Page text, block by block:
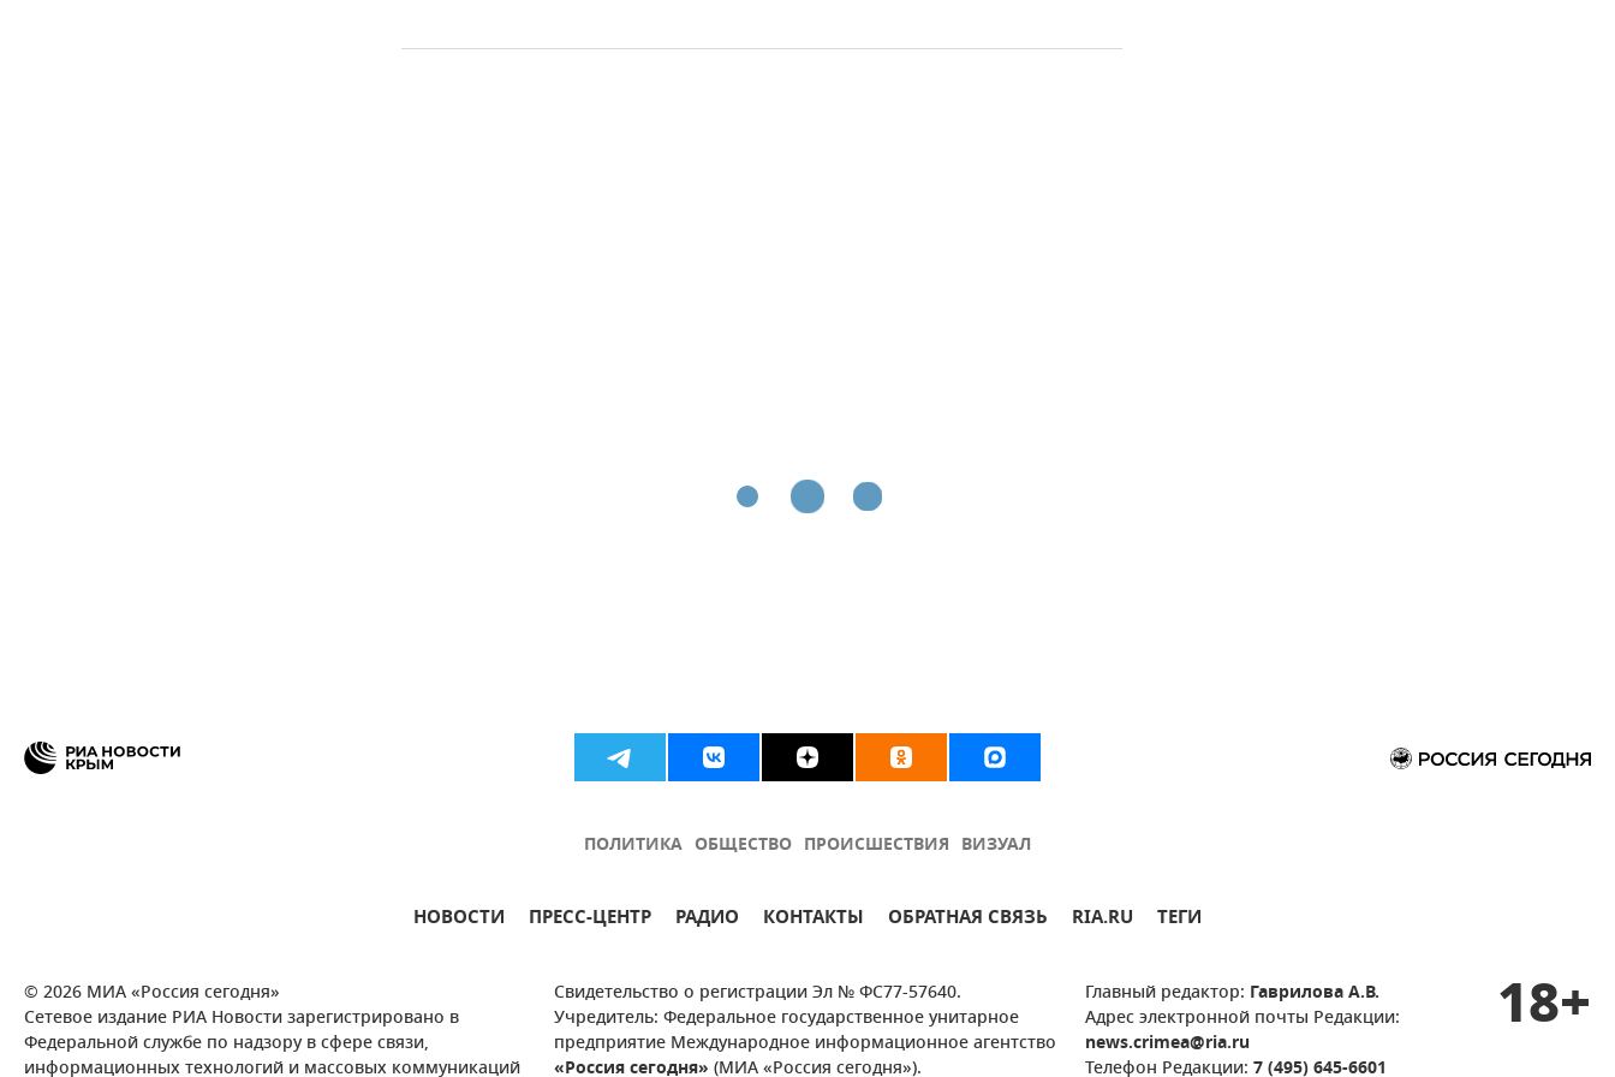
ПОЛИТИКА ОБЩЕСТВО ПРОИСШЕСТВИЯ ВИЗУАЛ
НОВОСТИ ПРЕСС-ЦЕНТР РАДИО КОНТАКТЫ ОБРАТНАЯ СВЯЗЬ RIA.RU ТЕГИ
© 2026 МИА «Россия сегодня»
Сетевое издание РИА Новости зарегистрировано в
Федеральной службе по надзору в сфере связи,
информационных технологий и массовых коммуникаций
Свидетельство о регистрации Эл № ФС77-57640.
Учредитель: Федеральное государственное унитарное
предприятие Международное информационное агентство
«Россия сегодня» (МИА «Россия сегодня»).
Главный редактор: Гаврилова А.В.
Адрес электронной почты Редакции:
news.crimea@ria.ru
Телефон Редакции: 7 (495) 645-6601
18+